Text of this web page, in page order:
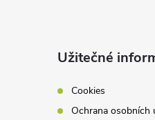
s
u
Užitečné
Cookies
Ochrana osobních